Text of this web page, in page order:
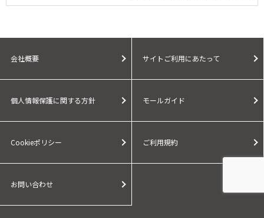
会社概要 サイトご利用にあたって
個人情報保護に関する方針 モールガイド
Cookieポリシー ご利用規約
お問い合わせ